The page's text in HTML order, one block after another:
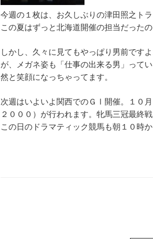
今週の１枚は、お久しぶりの津田照之ト
この夏はずっと北海道開催の担当だった
しかし、久々に見てもやっぱり男前です
が、メガネ姿も「仕事の出来る男」って
然と笑顔になっちゃってます。
次週はいよいよ関西でのＧⅠ開催。１０
２０００）が行われます。牝馬三冠最終
この日のドラマティック競馬も朝１０時